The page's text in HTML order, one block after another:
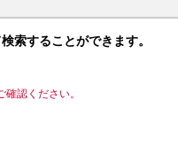
索することができます。
認ください。